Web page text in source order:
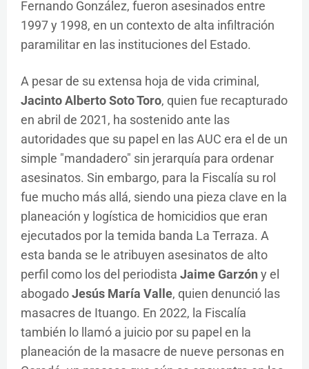
Fernando González, fueron asesinados entre
1997 y 1998, en un contexto de alta infiltración
paramilitar en las instituciones del Estado.
A pesar de su extensa hoja de vida criminal,
Jacinto Alberto Soto Toro, quien fue recapturado
en abril de 2021, ha sostenido ante las
autoridades que su papel en las AUC era el de un
simple "mandadero" sin jerarquía para ordenar
asesinatos. Sin embargo, para la Fiscalía su rol
fue mucho más allá, siendo una pieza clave en la
planeación y logística de homicidios que eran
ejecutados por la temida banda La Terraza. A
esta banda se le atribuyen asesinatos de alto
perfil como los del periodista Jaime Garzón y el
abogadoJesús María Valle, quien denunció las
masacres de Ituango. En 2022, la Fiscalía
también lo llamó a juicio por su papel en la
planeación de la masacre de nueve personas en